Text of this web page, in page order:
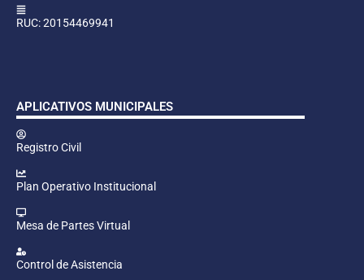
RUC: 20154469941
APLICATIVOS MUNICIPALES
Registro Civil
Plan Operativo Institucional
Mesa de Partes Virtual
Control de Asistencia